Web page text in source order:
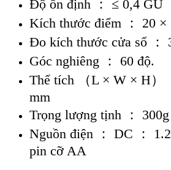
Độ ổn định ： ≤ 0,4 GU
Kích thước điểm ： 20 ×
Đo kích thước cửa sổ ：
Góc nghiêng ： 60 độ.
Thể tích （L × W × H）
mm
Trọng lượng tịnh ： 300g
Nguồn điện ： DC ：
pin cỡ AA